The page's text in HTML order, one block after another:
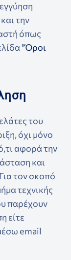
την
όπως
"Όροι
του
όχι μόνο
αφορά την
και
τον σκοπό
τεχνικής
παρέχουν
είτε
email